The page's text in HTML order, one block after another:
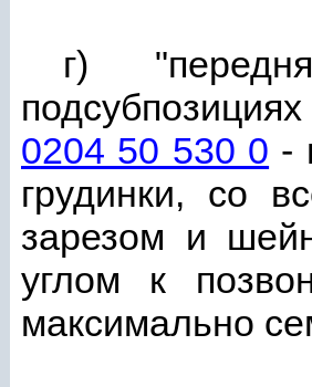
г)
0204 50 530 0 -
грудинки, со
зарезом и
углом к
максимально